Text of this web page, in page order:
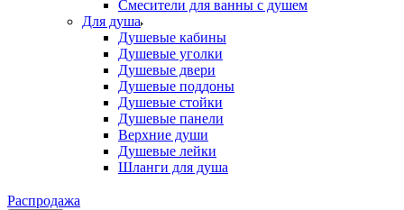
Смесители для ванны с душем
Для душа
Душевые кабины
Душевые уголки
Душевые двери
Душевые поддоны
Душевые стойки
Душевые панели
Верхние души
Душевые лейки
Шланги для душа
Распродажа